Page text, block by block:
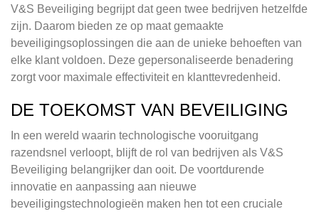
V&S Beveiliging begrijpt dat geen twee bedrijven hetzelfde
zijn. Daarom bieden ze op maat gemaakte
beveiligingsoplossingen die aan de unieke behoeften van
elke klant voldoen. Deze gepersonaliseerde benadering
zorgt voor maximale effectiviteit en klanttevredenheid.
DE TOEKOMST VAN BEVEILIGING
In een wereld waarin technologische vooruitgang
razendsnel verloopt, blijft de rol van bedrijven als V&S
Beveiliging belangrijker dan ooit. De voortdurende
innovatie en aanpassing aan nieuwe
beveiligingstechnologieën maken hen tot een cruciale